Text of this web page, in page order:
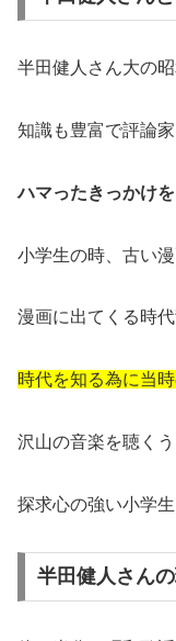
半田健人さん大の昭
知識も豊富で評論
ハマったきっかけ
小学生の時、古い
漫画に出てくる時
時代を知る為に当
沢山の音楽を聴く
探求心の強い小学生
半田健人さん